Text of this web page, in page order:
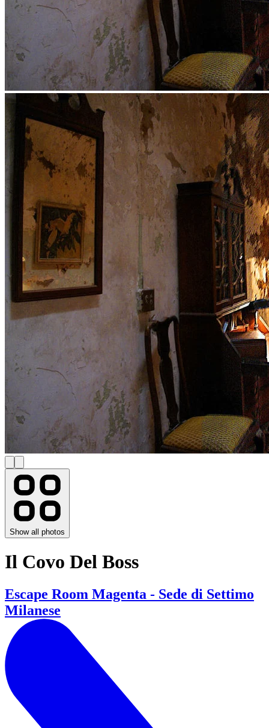
Show all photos
Il Covo Del Boss
Escape Room Magenta - Sede di Settimo
Milanese